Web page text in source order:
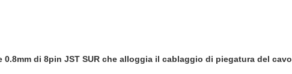
di 8pin JST SUR che alloggia il cablaggio di piegatura del cavo